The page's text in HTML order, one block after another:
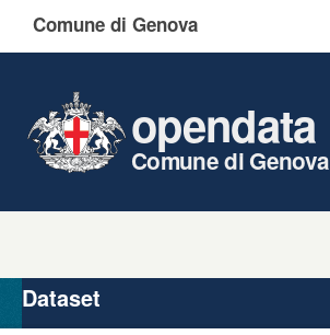
Comune di Genova
opendata
Comune di Genova
Organizzazioni
Gruppi
Dataset